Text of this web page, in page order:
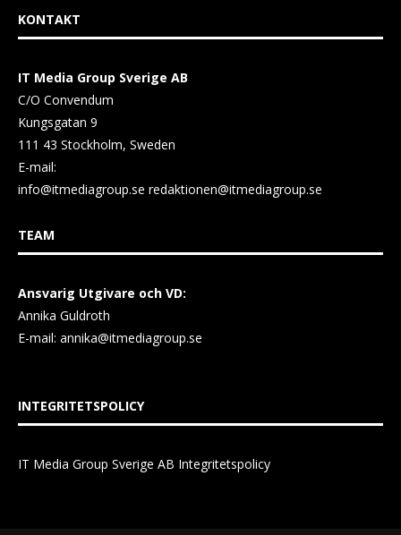
KONTAKT
IT Media Group Sverige AB
C/O Convendum
Kungsgatan 9
111 43 Stockholm, Sweden
E-mail:
info@itmediagroup.se redaktionen@itmediagroup.se
TEAM
Ansvarig Utgivare och VD:
Annika Guldroth
E-mail: annika@itmediagroup.se
INTEGRITETSPOLICY
IT Media Group Sverige AB Integritetspolicy